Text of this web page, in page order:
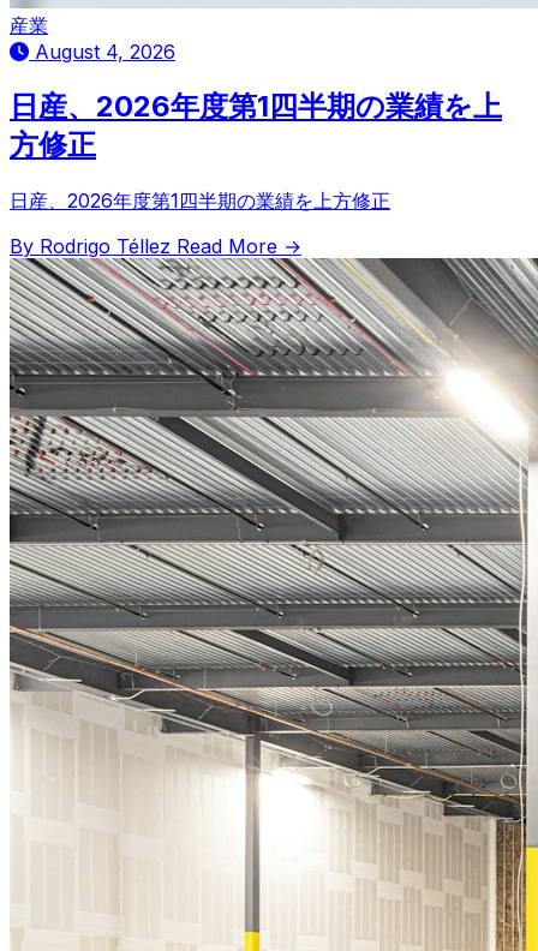
産業
August 4, 2026
日産、2026年度第1四半期の業績を上
方修正
日産、2026年度第1四半期の業績を上方修正
By Rodrigo Téllez Read More →